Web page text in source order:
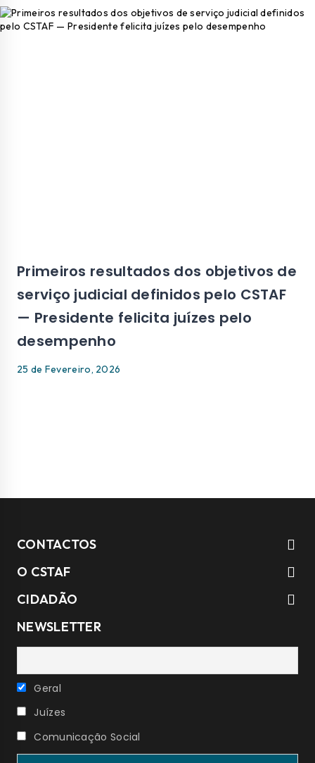
Primeiros resultados dos objetivos de
serviço judicial definidos pelo CSTAF
— Presidente felicita juízes pelo
desempenho
25 de Fevereiro, 2026
CONTACTOS
O CSTAF
CIDADÃO
NEWSLETTER
Geral
Juízes
Comunicação Social